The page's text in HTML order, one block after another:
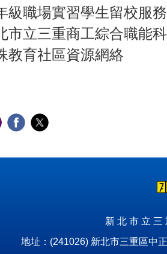
級職場實習學生留校服
市立三重商工綜合職能
教育社區資源網絡
新 北 市 立 三
地址：(241026) 新北市三重區